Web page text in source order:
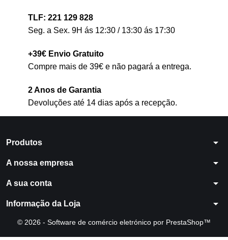
TLF: 221 129 828
Seg. a Sex. 9H ás 12:30 / 13:30 ás 17:30
+39€ Envio Gratuito
Compre mais de 39€ e não pagará a entrega.
2 Anos de Garantia
Devoluções até 14 dias após a recepção.
Produtos arrow_drop_down
A nossa empresa arrow_drop_down
A sua conta arrow_drop_down
Informação da Loja arrow_drop_down
© 2026 - Software de comércio eletrónico por PrestaShop™